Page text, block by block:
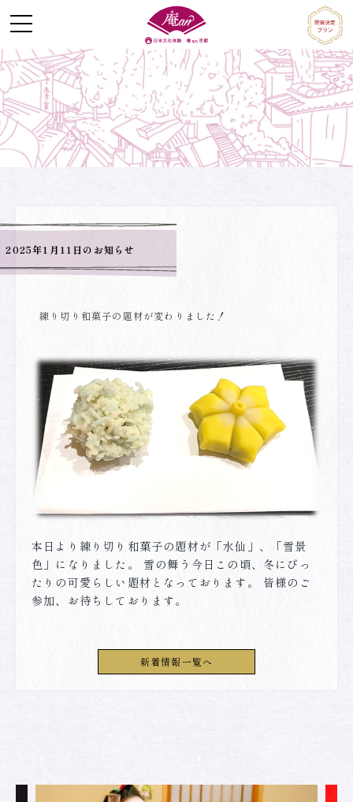
Skip
to
content
2025年1月11日のお知らせ
練り切り和菓子の題材が変わりました！
本日より練り切り和菓子の題材が「水仙」、「雪景
色」になりました。 雪の舞う今日この頃、冬にぴっ
たりの可愛らしい題材となっております。 皆様のご
参加、お待ちしております。
新着情報一覧へ